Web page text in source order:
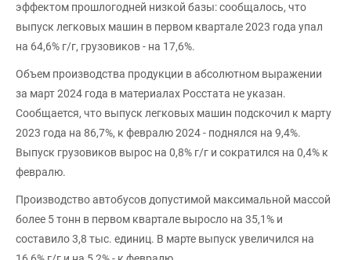
эффектом прошлогодней низкой базы: сообщалось, что
выпуск легковых машин в первом квартале 2023 года упал
на 64,6% г/г, грузовиков - на 17,6%.
Объем производства продукции в абсолютном выражении
за март 2024 года в материалах Росстата не указан.
Сообщается, что выпуск легковых машин подскочил к марту
2023 года на 86,7%, к февралю 2024 - поднялся на 9,4%.
Выпуск грузовиков вырос на 0,8% г/г и сократился на 0,4% к
февралю.
Производство автобусов допустимой максимальной массой
более 5 тонн в первом квартале выросло на 35,1% и
составило 3,8 тыс. единиц. В марте выпуск увеличился на